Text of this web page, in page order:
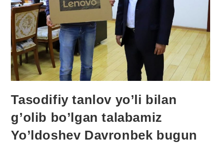
Tasodifiy tanlov yo’li bilan
g’olib bo’lgan talabamiz
Yo’ldoshev Davronbek bugun